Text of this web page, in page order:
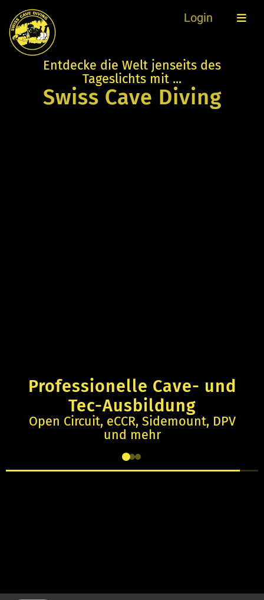
Login
Entdecke die Welt jenseits des
Tageslichts mit ...
Swiss Cave Diving
Professionelle Cave- und
Tec-Ausbildung
Open Circuit, eCCR, Sidemount, DPV
und mehr